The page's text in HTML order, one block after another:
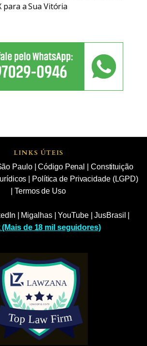
para a Sua Vitória
LINKS ÚTEIS
Paulo|Código Penal
Constituição
Política de Privacidade (LGPD)
|Termos de Uso
Migalhas|YouTube|JusBrasil
(Mais de 18 mil seguidores)